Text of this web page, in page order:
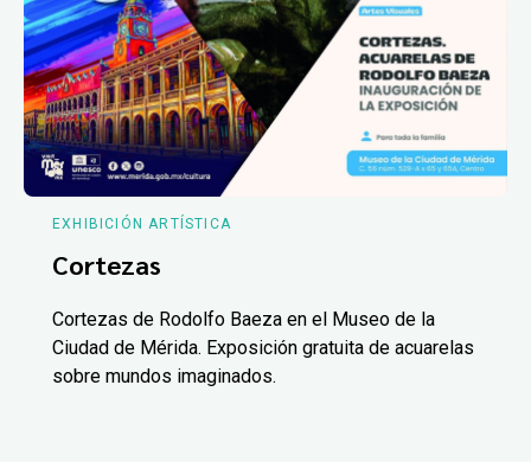
EXHIBICIÓN ARTÍSTICA
Cortezas
Cortezas de Rodolfo Baeza en el Museo de la
Ciudad de Mérida. Exposición gratuita de acuarelas
sobre mundos imaginados.